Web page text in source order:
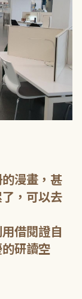
漫畫，甚
，可以去
借閱證自
研讀空